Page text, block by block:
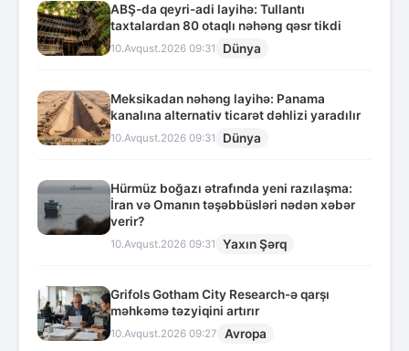
ABŞ-da qeyri-adi layihə: Tullantı
taxtalardan 80 otaqlı nəhəng qəsr tikdi
10.Avqust.2026 09:31 Dünya
Meksikadan nəhəng layihə: Panama
kanalına alternativ ticarət dəhlizi yaradılır
10.Avqust.2026 09:31 Dünya
Hürmüz boğazı ətrafında yeni razılaşma:
İran və Omanın təşəbbüsləri nədən xəbər
verir?
10.Avqust.2026 09:31 Yaxın Şərq
Grifols Gotham City Research-ə qarşı
məhkəmə təzyiqini artırır
10.Avqust.2026 09:27 Avropa